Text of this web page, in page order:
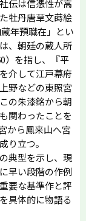
伝は信憑性が高
牡丹唐草文蒔絵
年預職在」とい
、朝廷の蔵人所
）を指し、『平
介して江戸幕府
野などの東照宮
の朱漆銘から朝
関わったことを
から鳳来山へ宮
り立つ。
典型を示し、現
早い段階の作例
要な基準作と評
具体的に物語る